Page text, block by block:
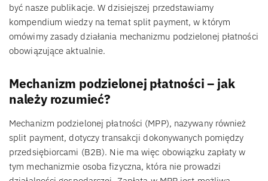
być nasze publikacje. W dzisiejszej przedstawiamy
kompendium wiedzy na temat split payment, w którym
omówimy zasady działania mechanizmu podzielonej płatności
obowiązujące aktualnie.
Mechanizm podzielonej płatności – jak
należy rozumieć?
Mechanizm podzielonej płatności (MPP), nazywany również
split payment, dotyczy transakcji dokonywanych pomiędzy
przedsiębiorcami (B2B). Nie ma więc obowiązku zapłaty w
tym mechanizmie osoba fizyczna, która nie prowadzi